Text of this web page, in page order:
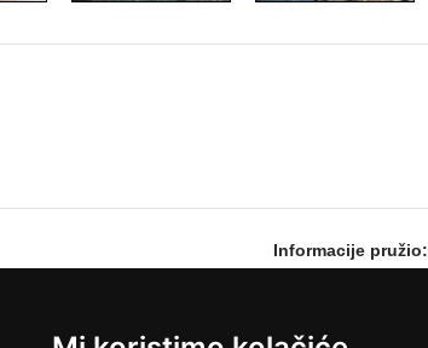
Informacije pružio:
je sastavni dio servera www.hrvatska.cz
otoci i obala